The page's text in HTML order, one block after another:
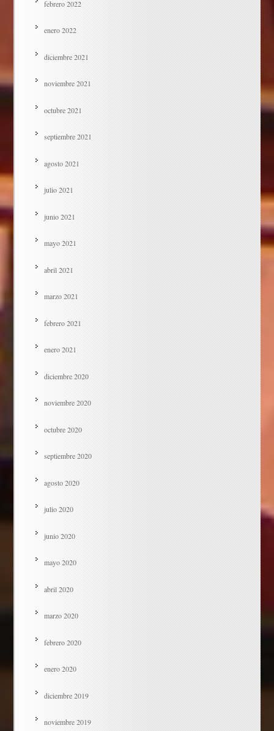
febrero 2022
enero 2022
diciembre 2021
noviembre 2021
octubre 2021
septiembre 2021
agosto 2021
julio 2021
junio 2021
mayo 2021
abril 2021
marzo 2021
febrero 2021
enero 2021
diciembre 2020
noviembre 2020
octubre 2020
septiembre 2020
agosto 2020
julio 2020
junio 2020
mayo 2020
abril 2020
marzo 2020
febrero 2020
enero 2020
diciembre 2019
noviembre 2019